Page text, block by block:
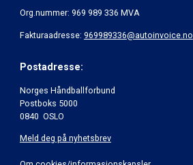
Org.nummer: 969 989 336 MVA
Fakturaadresse: 969989336@autoinvoice.no
Postadresse:
Norges Håndballforbund
Postboks 5000
0840 OSLO
Meld deg på nyhetsbrev